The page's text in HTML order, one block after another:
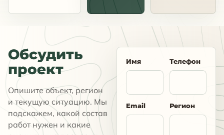
Обсудить
проект
Опишите объект, регион
и текущую ситуацию. Мы
подскажем, какой состав
работ нужен и какие
Имя Телефон
Email Регион